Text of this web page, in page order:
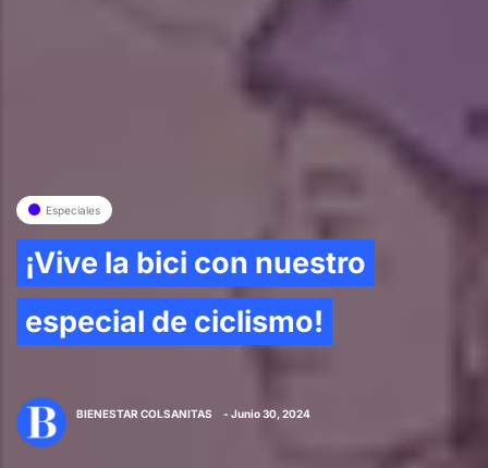
Especiales
¡Vive la bici con nuestro
especial de ciclismo!
BIENESTAR COLSANITAS - Junio 30, 2024